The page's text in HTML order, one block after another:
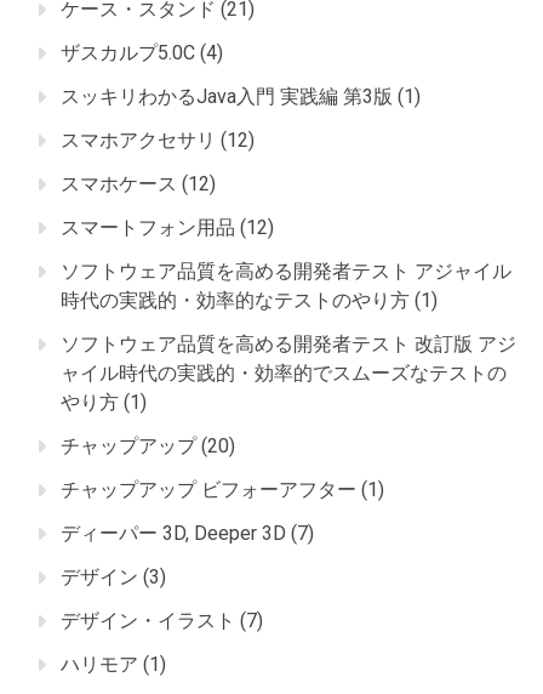
ケース・スタンド (21)
ザスカルプ5.0C (4)
スッキリわかるJava入門 実践編 第3版 (1)
スマホアクセサリ (12)
スマホケース (12)
スマートフォン用品 (12)
ソフトウェア品質を高める開発者テスト アジャイル
時代の実践的・効率的なテストのやり方 (1)
ソフトウェア品質を高める開発者テスト 改訂版 アジ
ャイル時代の実践的・効率的でスムーズなテストの
やり方 (1)
チャップアップ(20)
チャップアップ ビフォーアフター (1)
ディーパー 3D, Deeper 3D (7)
デザイン (3)
デザイン・イラスト (7)
ハリモア (1)